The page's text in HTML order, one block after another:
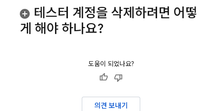
테스터 계정을 삭제하려면 어떻
게 해야 하나요?
도움이 되었나요?
의견 보내기